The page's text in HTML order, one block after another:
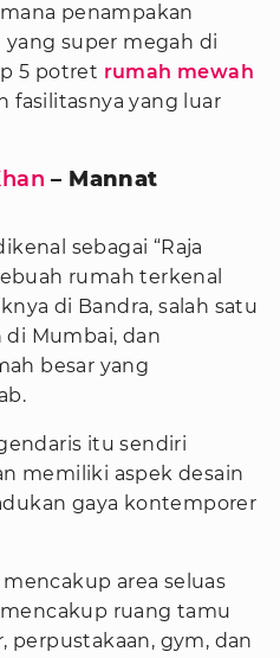
penampakan
yang super megah di
5 potret rumah mewah
fasilitasnya yang luar
– Mannat
sebagai “Raja
rumah terkenal
di Bandra, salah satu
di Mumbai, dan
besar yang
itu sendiri
memiliki aspek desain
gaya kontemporer
area seluas
ruang tamu
perpustakaan, gym, dan